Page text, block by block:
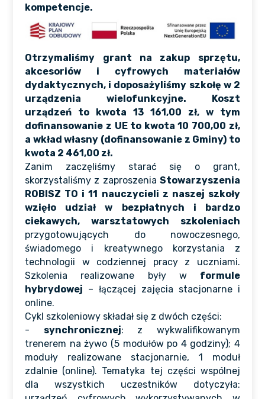
kompetencje.
Otrzymaliśmy grant na zakup sprzętu,
akcesoriów i cyfrowych materiałów
dydaktycznych, i doposażyliśmy szkołę w 2
urządzenia wielofunkcyjne. Koszt
urządzeń to kwota 13 161,00 zł, w tym
dofinansowanie z UE to kwota 10 700,00 zł,
a wkład własny (dofinansowanie z Gminy) to
kwota 2 461,00 zł.
Zanim zaczęliśmy starać się o grant,
skorzystaliśmy z zaproszenia Stowarzyszenia
ROBISZ TO i 11 nauczycieli z naszej szkoły
wzięło udział w bezpłatnych i bardzo
ciekawych, warsztatowych szkoleniach
przygotowujących do nowoczesnego,
świadomego i kreatywnego korzystania z
technologii w codziennej pracy z uczniami.
Szkolenia realizowane były w formule
hybrydowej – łączącej zajęcia stacjonarne i
online.
Cykl szkoleniowy składał się z dwóch części:
- synchronicznej: z wykwalifikowanym
trenerem na żywo (5 modułów po 4 godziny); 4
moduły realizowane stacjonarnie, 1 moduł
zdalnie (online). Tematyka tej części wspólnej
dla wszystkich uczestników dotyczyła: